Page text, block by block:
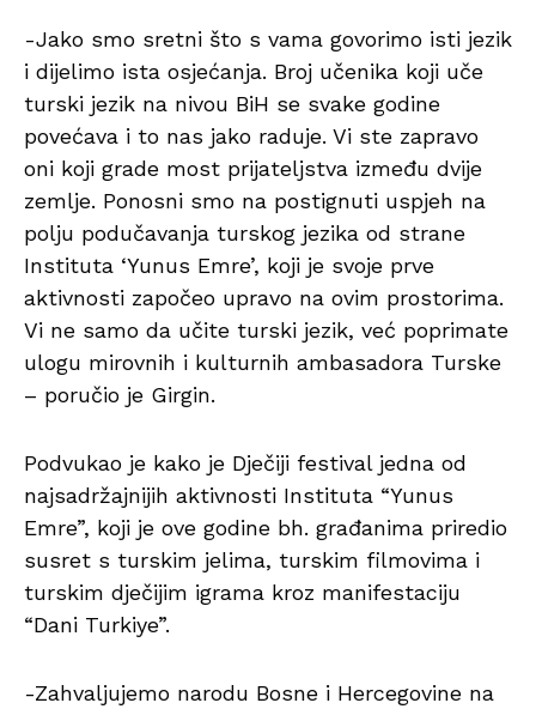
-Jako smo sretni što s vama govorimo isti jezik
i dijelimo ista osjećanja. Broj učenika koji uče
turski jezik na nivou BiH se svake godine
povećava i to nas jako raduje. Vi ste zapravo
oni koji grade most prijateljstva između dvije
zemlje. Ponosni smo na postignuti uspjeh na
polju podučavanja turskog jezika od strane
Instituta ‘Yunus Emre’, koji je svoje prve
aktivnosti započeo upravo na ovim prostorima.
Vi ne samo da učite turski jezik, već poprimate
ulogu mirovnih i kulturnih ambasadora Turske
– poručio je Girgin.
Podvukao je kako je Dječiji festival jedna od
najsadržajnijih aktivnosti Instituta “Yunus
Emre”, koji je ove godine bh. građanima priredio
susret s turskim jelima, turskim filmovima i
turskim dječijim igrama kroz manifestaciju
“Dani Turkiye”.
-Zahvaljujemo narodu Bosne i Hercegovine na